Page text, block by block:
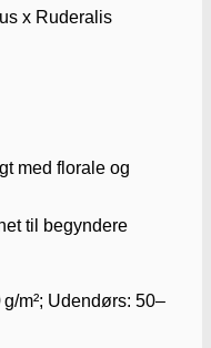
x Ruderalis
med florale og
til begyndere
m²; Udendørs: 50–